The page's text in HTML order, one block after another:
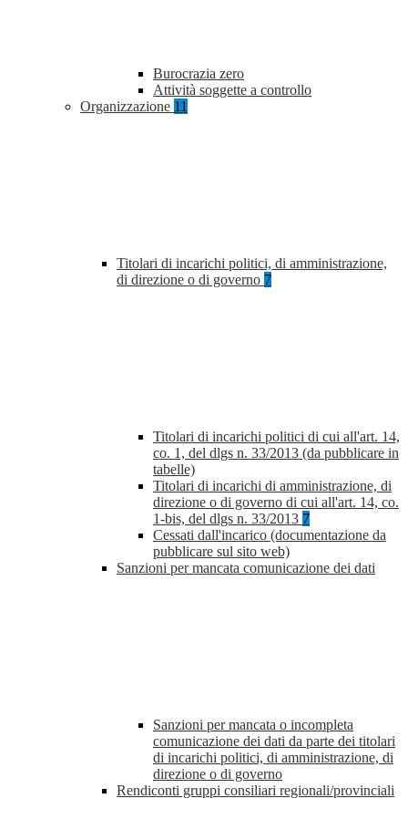
Burocrazia zero
Attività soggette a controllo
Organizzazione 11
Titolari di incarichi politici, di amministrazione,
di direzione o di governo 7
Titolari di incarichi politici di cui all'art. 14,
co. 1, del dlgs n. 33/2013 (da pubblicare in
tabelle)
Titolari di incarichi di amministrazione, di
direzione o di governo di cui all'art. 14, co.
1-bis, del dlgs n. 33/2013 7
Cessati dall'incarico (documentazione da
pubblicare sul sito web)
Sanzioni per mancata comunicazione dei dati
Sanzioni per mancata o incompleta
comunicazione dei dati da parte dei titolari
di incarichi politici, di amministrazione, di
direzione o di governo
Rendiconti gruppi consiliari regionali/provinciali